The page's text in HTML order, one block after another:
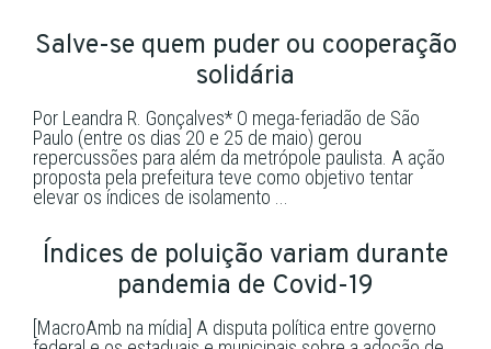
Salve-se quem puder ou cooperação
solidária
Por Leandra R. Gonçalves* O mega-feriadão de São
Paulo (entre os dias 20 e 25 de maio) gerou
repercussões para além da metrópole paulista. A ação
proposta pela prefeitura teve como objetivo tentar
elevar os índices de isolamento ...
Índices de poluição variam durante
pandemia de Covid-19
[MacroAmb na mídia] A disputa política entre governo